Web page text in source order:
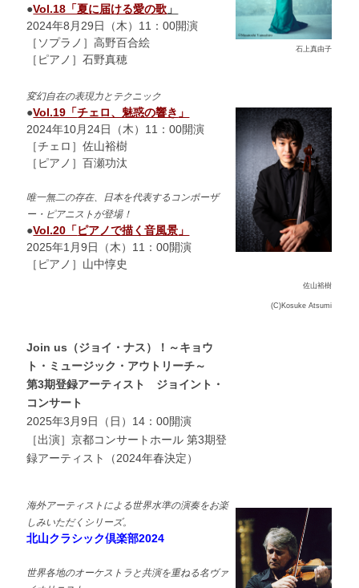
●Vol.18「夏に届ける愛の歌 」
2024年8月29日（木）11：00開演
［ソプラノ］高野百合絵
［ピアノ］石野真穂
石上真由子
変幻自在の表現力とテクニック
●Vol.19「チェロ、魅惑の響き 」
2024年10月24日（木）11：00開演
［チェロ］佐山裕樹
［ピアノ］百瀬功汰
唯一無二の存在、日本を代表するコンポーザ
ー・ピアニストが登場！
●Vol.20「ピアノで描く音風景 」
2025年1月9日（木）11：00開演
［ピアノ］山中惇史
佐山裕樹
(C)Kosuke Atsumi
Join us（ジョイ・ナス）！～キョウ
ト・ミュージック・アウトリーチ～
第3期登録アーティスト ジョイント・
コンサート
2025年3月9日（日）14：00開演
［出演］京都コンサートホール 第3期登
録アーティスト（2024年春決定）
海外アーティストによる世界水準の演奏をお楽
しみいただくシリーズ。
北山クラシック倶楽部2024
世界各地のオーケストラと共演を重ねる名ヴァ